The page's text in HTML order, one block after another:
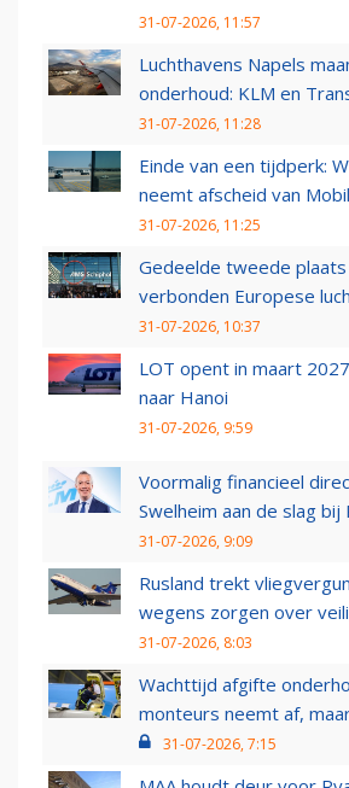
31-07-2026, 11:57
Luchthavens Napels
onderhoud: KLM en
31-07-2026, 11:28
Einde van een tijdperk:
neemt afscheid van
31-07-2026, 11:25
Gedeelde tweede plaats
verbonden Europese
31-07-2026, 10:37
LOT opent in maart
naar Hanoi
31-07-2026, 9:59
Voormalig financieel
Swelheim aan de slag bij
31-07-2026, 9:09
Rusland trekt
wegens zorgen over
31-07-2026, 8:03
Wachttijd afgifte
monteurs neemt af,
31-07-2026, 7:15